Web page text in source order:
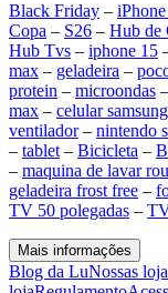
Black Friday –
Copa – S26 – Hub de
Hub Tvs – iphone 15
max – geladeira –
protein – microondas –
max – celular samsung
ventilador– nintendo
– tablet – Bicicleta –
– maquina de lavar
geladeira frost free –
TV 50 polegadas –
Mais informações
Blog da LuNossas